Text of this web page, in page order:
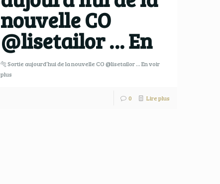
nouvelle CO
@lisetailor … En
🐅 Sortie aujourd’hui de la nouvelle CO @lisetailor … En voir
plus
0 Lire plus